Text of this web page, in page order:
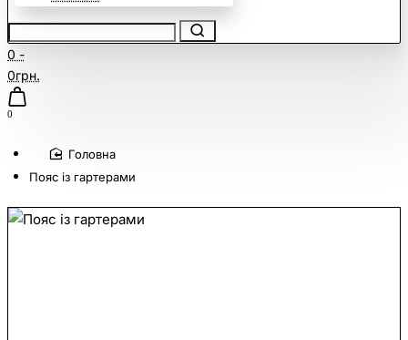
0 -
0грн.
0
home
Пояс із гартерами